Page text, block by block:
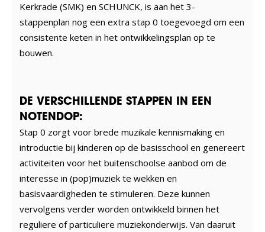
Kerkrade (SMK) en SCHUNCK, is aan het 3-
stappenplan nog een extra stap 0 toegevoegd om een
consistente keten in het ontwikkelingsplan op te
bouwen.
DE VERSCHILLENDE STAPPEN IN EEN
NOTENDOP:
Stap 0 zorgt voor brede muzikale kennismaking en
introductie bij kinderen op de basisschool en genereert
activiteiten voor het buitenschoolse aanbod om de
interesse in (pop)muziek te wekken en
basisvaardigheden te stimuleren. Deze kunnen
vervolgens verder worden ontwikkeld binnen het
reguliere of particuliere muziekonderwijs. Van daaruit